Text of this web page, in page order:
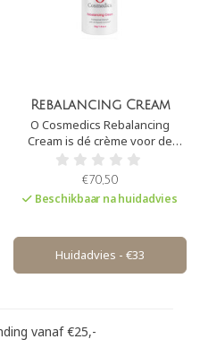
Rebalancing Cream
O Cosmedics Rebalancing
Cream is dé crème voor de
vette huid. Het is een lichte,
olievrije crème die verrijkt is
met V8 Peptide Complex® en
bekroonde actieve
unieke mix speciaal
samengesteld voor de
problematische huiden
€70,50
Beschikbaar na huidadvies
Huidadvies - €33
vanaf €25,-